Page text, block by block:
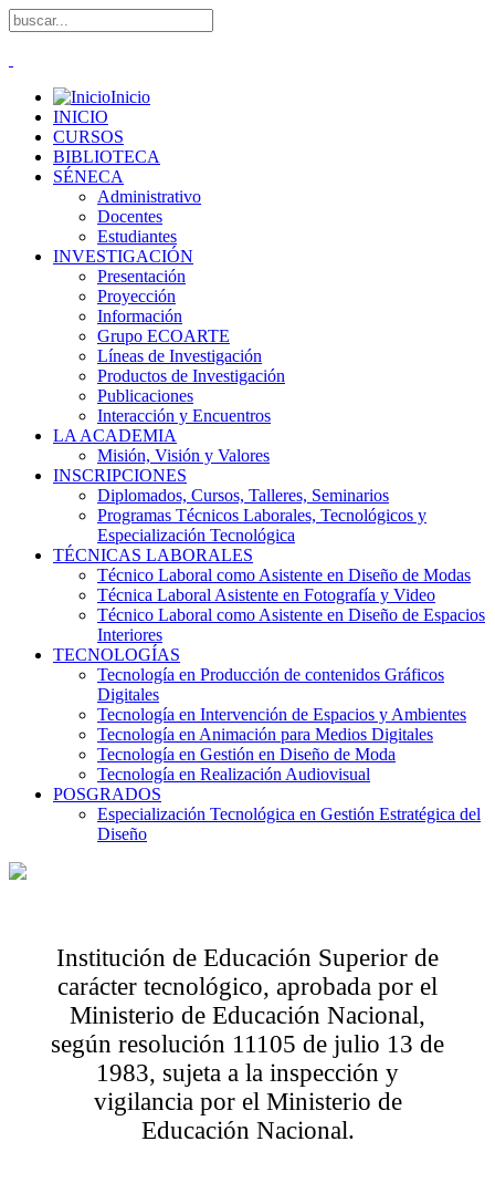
Inicio
INICIO
CURSOS
BIBLIOTECA
SÉNECA
Administrativo
Docentes
Estudiantes
INVESTIGACIÓN
Presentación
Proyección
Información
Grupo ECOARTE
Líneas de Investigación
Productos de Investigación
Publicaciones
Interacción y Encuentros
LA ACADEMIA
Misión, Visión y Valores
INSCRIPCIONES
Diplomados, Cursos, Talleres, Seminarios
Programas Técnicos Laborales, Tecnológicos y
Especialización Tecnológica
TÉCNICAS LABORALES
Técnico Laboral como Asistente en Diseño de Modas
Técnica Laboral Asistente en Fotografía y Video
Técnico Laboral como Asistente en Diseño de Espacios
Interiores
TECNOLOGÍAS
Tecnología en Producción de contenidos Gráficos
Digitales
Tecnología en Intervención de Espacios y Ambientes
Tecnología en Animación para Medios Digitales
Tecnología en Gestión en Diseño de Moda
Tecnología en Realización Audiovisual
POSGRADOS
Especialización Tecnológica en Gestión Estratégica del
Diseño
Institución de Educación Superior de
carácter tecnológico, aprobada por el
Ministerio de Educación Nacional,
según resolución 11105 de julio 13 de
1983, sujeta a la inspección y
vigilancia por el Ministerio de
Educación Nacional.